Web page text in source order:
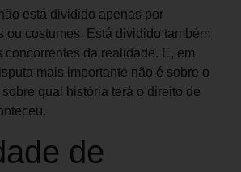
está dividido apenas por
ou costumes. Está dividido também
concorrentes da realidade. E, em
mais importante não é sobre o
qual história terá o direito de
de